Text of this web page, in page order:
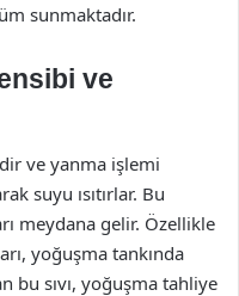
sunmaktadır.
ve
ve yanma işlemi
suyu ısıtırlar. Bu
meydana gelir. Özellikle
yoğuşma tankında
bu sıvı, yoğuşma tahliye